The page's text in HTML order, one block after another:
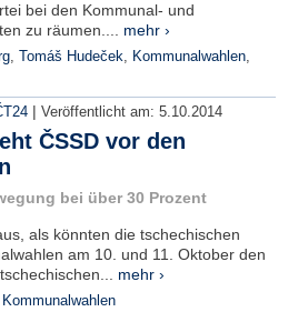
bei den Kommunal- und
zu räumen.... mehr ›
, Tomáš Hudeček, Kommunalwahlen,
| Veröffentlicht am: 5.10.2014
ČSSD vor den
bei über 30 Prozent
als könnten die tschechischen
am 10. und 11. Oktober den
mehr ›
Kommunalwahlen